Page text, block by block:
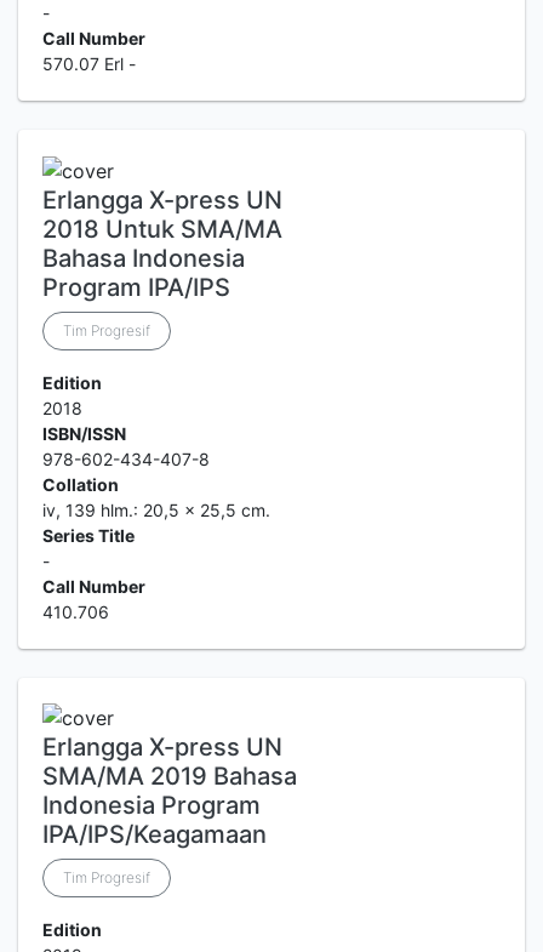
-
Call Number
570.07 Erl -
Erlangga X-press UN
2018 Untuk SMA/MA
Bahasa Indonesia
Program IPA/IPS
Tim Progresif
Edition
2018
ISBN/ISSN
978-602-434-407-8
Collation
iv, 139 hlm.: 20,5 x 25,5 cm.
Series Title
-
Call Number
410.706
Erlangga X-press UN
SMA/MA 2019 Bahasa
Indonesia Program
IPA/IPS/Keagamaan
Tim Progresif
Edition